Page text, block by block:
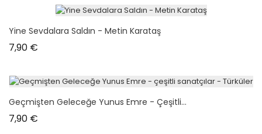
Yine Sevdalara Saldın - Metin Karataş
7,90 €
Geçmişten Geleceğe Yunus Emre - Çeşitli...
7,90 €